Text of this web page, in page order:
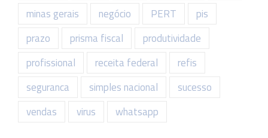
minas gerais
negócio PERT
pis
prazo
prisma fiscal
produtividade
profissional
receita federal
refis
seguranca
simples nacional
sucesso
vendas
virus whatsapp